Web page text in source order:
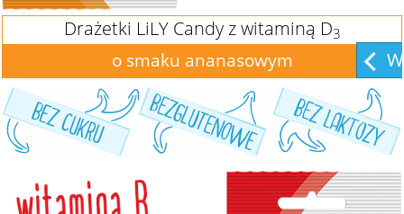
Drażetki LiLY Candy z witaminą D3
o smaku ananasowym